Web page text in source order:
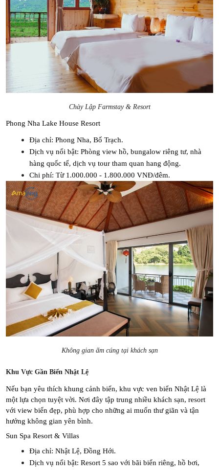
Chày Lập Farmstay & Resort
Phong Nha Lake House Resort
Địa chỉ: Phong Nha, Bố Trạch.
Dịch vụ nổi bật: Phòng view hồ, bungalow riêng tư, nhà
hàng quốc tế, dịch vụ tour tham quan hang động.
Chi phí: Từ 1.000.000 - 1.800.000 VNĐ/đêm.
Không gian ấm cúng tại khách sạn
Khu Vực Gần Biển Nhật Lệ
Nếu bạn yêu thích khung cảnh biển, khu vực ven biển Nhật Lệ là
một lựa chọn tuyệt vời. Nơi đây tập trung nhiều khách sạn, resort
với view biển đẹp, phù hợp cho những ai muốn thư giãn và tận
hưởng không gian yên bình.
Sun Spa Resort & Villas
Địa chỉ: Nhật Lệ, Đồng Hới.
Dịch vụ nổi bật: Resort 5 sao với bãi biển riêng, hồ bơi,